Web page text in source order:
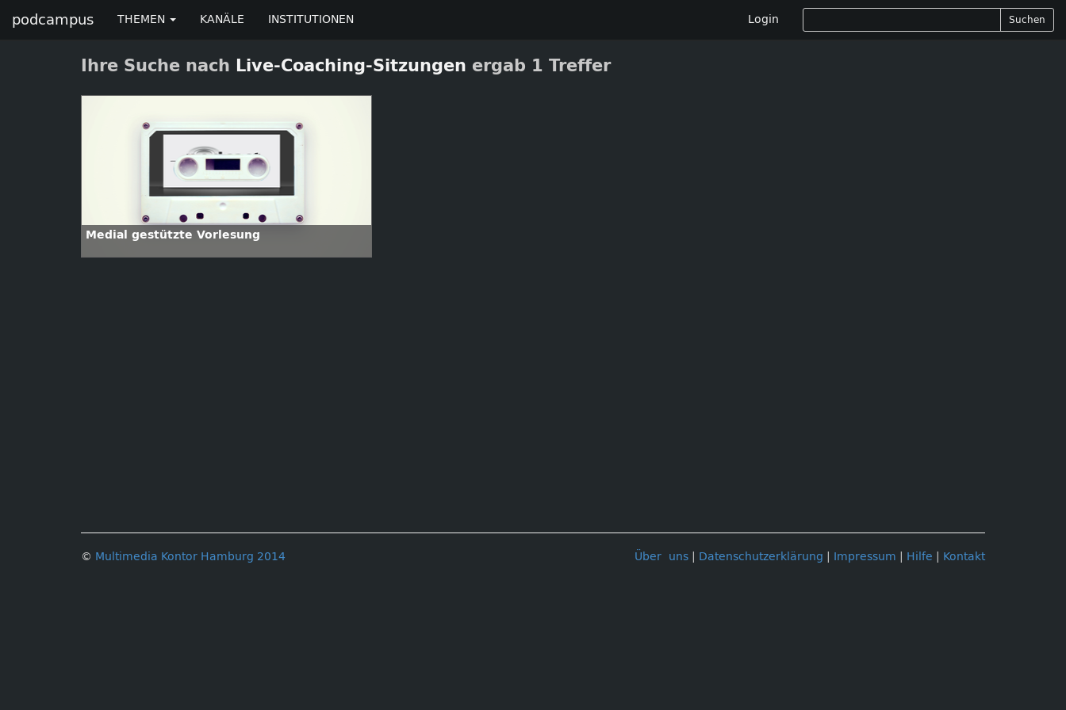
podcampus THEMEN KANÄLE INSTITUTIONEN Login Suchen
Ihre Suche nach Live-Coaching-Sitzungen ergab 1 Treffer
Medial gestützte Vorlesung
Über uns Datenschutzerklärung Impressum Hilfe Kontakt
© Multimedia Kontor Hamburg 2014